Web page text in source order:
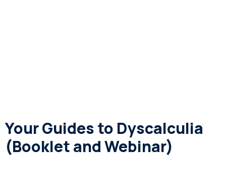
Your Guides to Dyscalculia
(Booklet and Webinar)